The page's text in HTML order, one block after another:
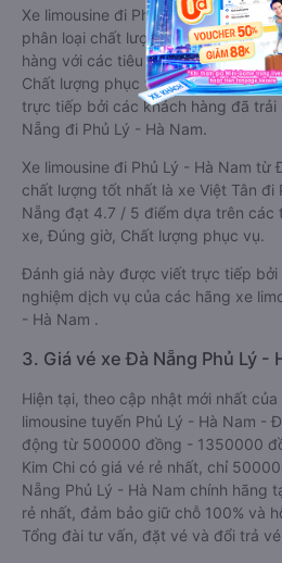
Xe limousine đi Phủ Lý - Hà Nam
phân loại chất lượng dựa trên đánh
hàng với các tiêu chí như: Chất
Chất lượng phục vụ trênVexere.com
trực tiếp bởi các khách hàng đã trải
Nẵng đi Phủ Lý - Hà Nam.
Xe limousine đi Phủ Lý - Hà Nam
chất lượng tốt nhất là xe Việt Tân đi
Nẵng đạt 4.7 / 5 điểm dựa trên các
xe, Đúng giờ, Chất lượng phục vụ.
Đánh giá này được viết trực tiếp
nghiệm dịch vụ của các hãng xe
- Hà Nam .
3. Giá vé xe Đà Nẵng Phủ Lý -
Hiện tại, theo cập nhật mới nhất
limousine tuyến Phủ Lý - Hà Nam -
động từ 500000 đồng - 1350000
Kim Chi có giá vé rẻ nhất, chỉ
Nẵng Phủ Lý - Hà Nam chính hãng
rẻ nhất, đảm bảo giữ chỗ 100% và
Tổng đài tư vấn, đặt vé và đổi trả